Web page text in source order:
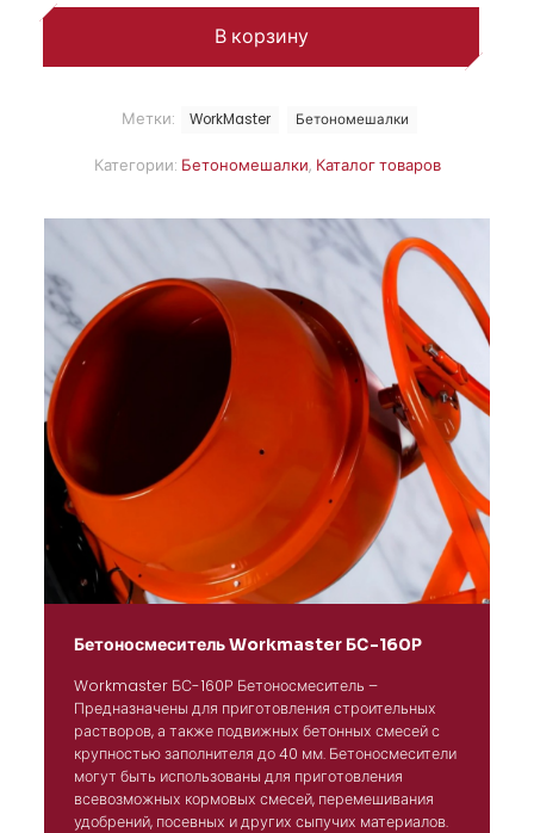
В корзину
Категории: Бетономешалки, Каталог товаров
Метки: WorkMaster Бетономешалки
Бетоносмеситель Workmaster БС-160Р
Workmaster БС-160Р Бетоносмеситель –
Предназначены для приготовления строительных
растворов, а также подвижных бетонных смесей с
крупностью заполнителя до 40 мм. Бетоносмесители
могут быть использованы для приготовления
всевозможных кормовых смесей, перемешивания
удобрений, посевных и других сыпучих материалов.